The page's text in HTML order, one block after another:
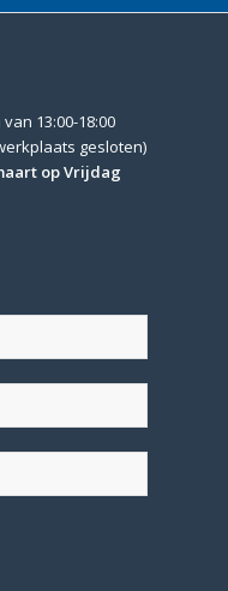
13:00-18:00
gesloten)
op Vrijdag